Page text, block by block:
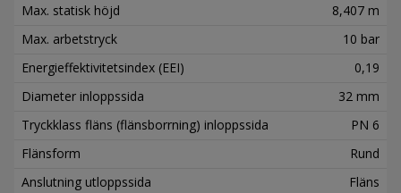
Max. statisk höjd
8,407 m
Max. arbetstryck
10 bar
Energieffektivitetsindex (EEI)
0,19
Diameter inloppssida
32 mm
Tryckklass fläns (flänsborrning) inloppssida
PN 6
Flänsform
Rund
Anslutning utloppssida
Fläns